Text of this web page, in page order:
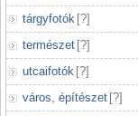
tárgyfotók [?]
természet [?]
utcaifotók [?]
város, építészet [?]